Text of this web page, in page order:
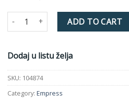
Tapeta EMPRESS 104874 quantity
ADD TO CART
Dodaj u listu želja
SKU: 104874
Category: Empress